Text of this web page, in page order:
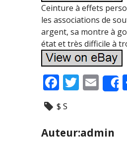
Ceinture à effets
les associations de
argent, sa montre à
état et très difficile à
F
ac
e
b
T
er
E
m
l
$ S
Auteur:admin